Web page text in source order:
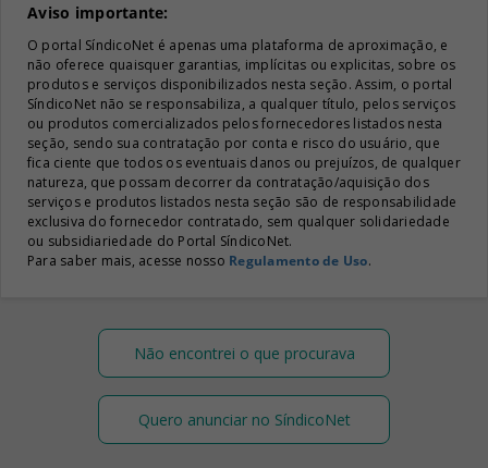
Aviso importante:
O portal SíndicoNet é apenas uma plataforma de aproximação, e
não oferece quaisquer garantias, implícitas ou explicitas, sobre os
produtos e serviços disponibilizados nesta seção. Assim, o portal
SíndicoNet não se responsabiliza, a qualquer título, pelos serviços
ou produtos comercializados pelos fornecedores listados nesta
seção, sendo sua contratação por conta e risco do usuário, que
fica ciente que todos os eventuais danos ou prejuízos, de qualquer
natureza, que possam decorrer da contratação/aquisição dos
serviços e produtos listados nesta seção são de responsabilidade
exclusiva do fornecedor contratado, sem qualquer solidariedade
ou subsidiariedade do Portal SíndicoNet.
Para saber mais, acesse nosso Regulamento de Uso.
Não encontrei o que procurava
Quero anunciar no SíndicoNet